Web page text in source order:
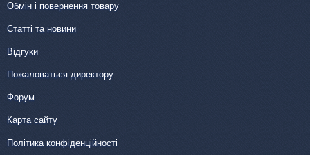
Обмін і повернення товару
Статті та новини
Відгуки
Пожаловаться директору
Форум
Карта сайту
Політика конфіденційності